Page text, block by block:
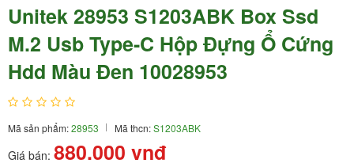
Unitek 28953 S1203ABK Box Ssd
M.2 Usb Type-C Hộp Đựng Ổ Cứng
Hdd Màu Đen 10028953
Mã sản phẩm:28953 Mã thcn:S1203ABK
Giá bán: 880.000 vnđ